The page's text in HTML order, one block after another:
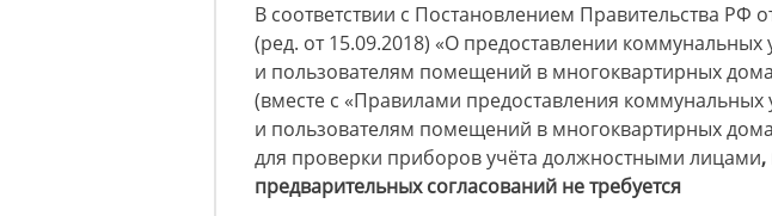
В соответствии с Постановлением Правительства РФ
(ред. от 15.09.2018) «О предоставлении коммунальных
и пользователям помещений в многоквартирных
(вместе с «Правилами предоставления коммунальных
и пользователям помещений в многоквартирных
для проверки приборов учёта должностными лицами,
предварительных согласований не требуется